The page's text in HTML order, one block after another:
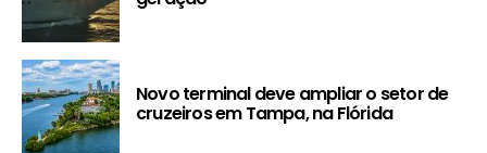
Novo terminal deve ampliar o setor de
cruzeiros em Tampa, na Flórida